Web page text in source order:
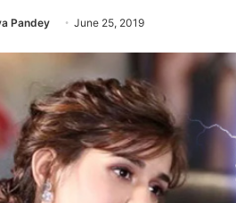
Pandey June 25, 2019